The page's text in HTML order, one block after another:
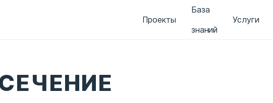
Проекты
База
знаний
Услуги